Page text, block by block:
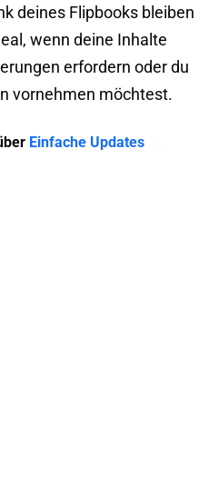
deines Flipbooks bleiben
wenn deine Inhalte
erfordern oder du
vornehmen möchtest.
Einfache Updates